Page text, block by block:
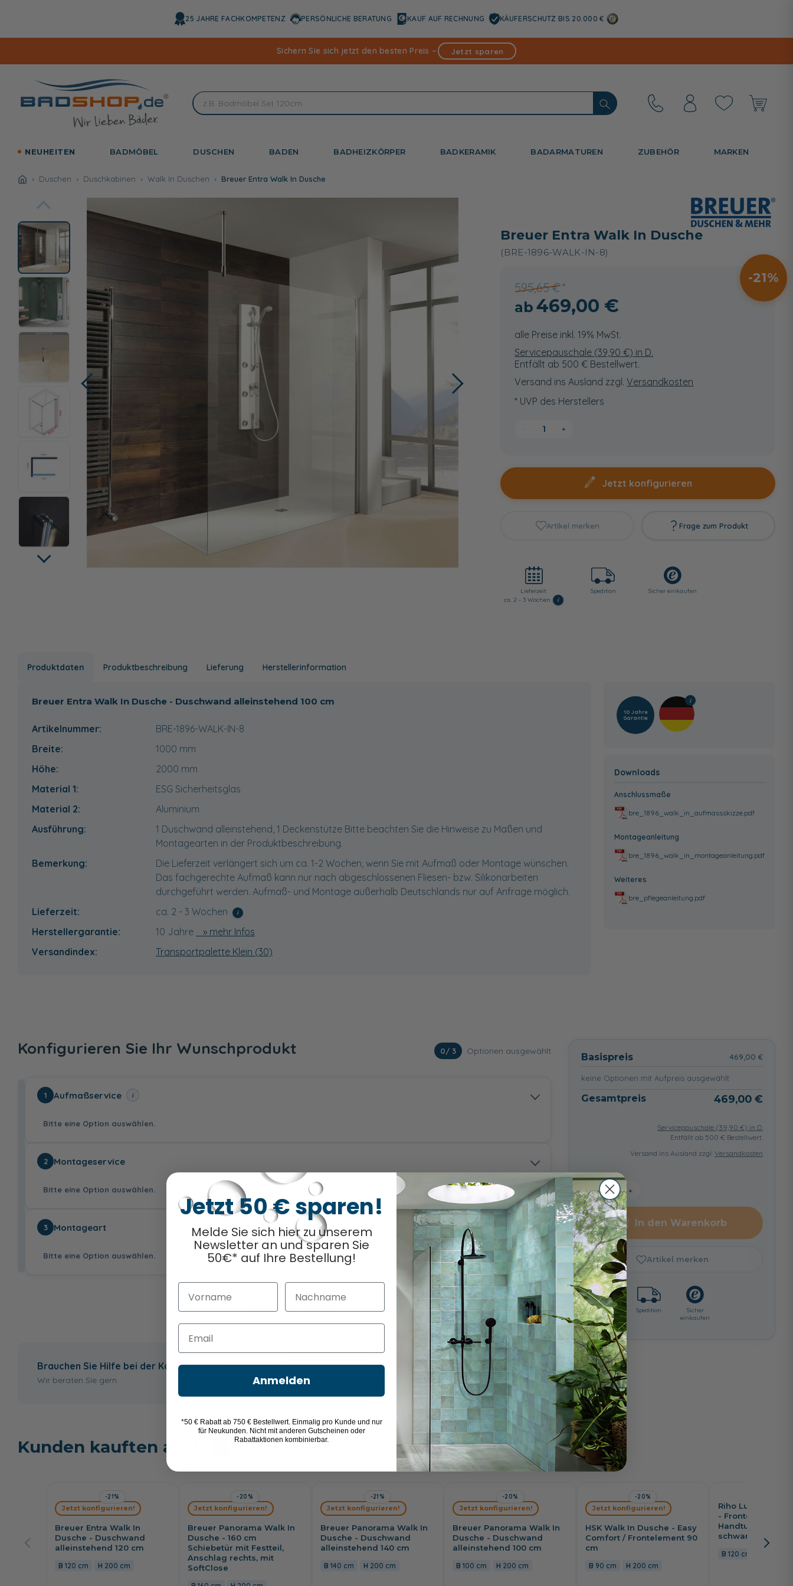
25 JAHRE FACHKOMPETENZ PERSÖNLICHE BERATUNG KAUF AUF RECHNUNG KÄUFERSCHUTZ BIS 20.000 €
Sichern Sie sich jetzt den besten Preis – Jetzt sparen
NEUHEITEN BADMÖBEL DUSCHEN BADEN BADHEIZKÖRPER BADKERAMIK BADARMATUREN ZUBEHÖR MARKEN
Duschen Duschkabinen Walk In Duschen Breuer Entra Walk In Dusche
Breuer Entra Walk In Dusche
(BRE-1896-WALK-IN-8)
595,65 €
21
469,00 €
alle Preise inkl. 19% MwSt.
Servicepauschale (39,90 €) in D.
Entfällt ab 500 € Bestellwert.
Versand ins Ausland zzgl.Versandkosten
* UVP des Herstellers
+
Jetzt konfigurieren
Artikel merken Frage zum Produkt
Lieferzeit:
ca. 2 - 3 Wochen
i
Spedition Sicher einkaufen
Produktdaten Produktbeschreibung Lieferung Herstellerinformation
Breuer Entra Walk In Dusche - Duschwand alleinstehend 100 cm
Artikelnummer:
BRE-1896-WALK-IN-8
Breite:
1000 mm
Höhe:
2000 mm
Material 1:
ESG Sicherheitsglas
Material 2:
Aluminium
Ausführung:
1 Duschwand alleinstehend, 1 Deckenstütze Bitte beachten Sie die Hinweise zu Maßen und
Montagearten in der Produktbeschreibung.
Bemerkung:
Die Lieferzeit verlängert sich um ca. 1-2 Wochen, wenn Sie mit Aufmaß oder Montage wünschen.
Das fachgerechte Aufmaß kann nur nach abgeschlossenen Fliesen- bzw. Silikonarbeiten
durchgeführt werden. Aufmaß- und Montage außerhalb Deutschlands nur auf Anfrage möglich.
Lieferzeit:
ca. 2 - 3 Wochen i
Herstellergarantie: 10 Jahre
» mehr Infos
Versandindex:
Transportpalette Klein (30)
10 Jahre
Garantie
Downloads
Anschlussmaße
bre_1896_walk_in_aufmassskizze.pdf
Montageanleitung
bre_1896_walk_in_montageanleitung.pdf
Weiteres
bre_pflegeanleitung.pdf
Konfigurieren Sie Ihr Wunschprodukt 0/ 3 Optionen ausgewählt
1 Aufmaßservice i
Bitte eine Option auswählen.
Aufmaßservice
2 Montageservice
Bitte eine Option auswählen.
3 Montageart
Bitte eine Option auswählen.
Auswahl zurücksetzen
Brauchen Sie Hilfe bei der Konfiguration?
Wir beraten Sie gern.
Unsere Ausstellung besuchen
Basispreis 469,00 €
keine Optionen mit Aufpreis ausgewählt
Gesamtpreis 469,00 €
Servicepauschale (39,90 €) in D.
Entfällt ab 500 € Bestellwert.
Versand ins Ausland zzgl. Versandkosten
− +
In den Warenkorb
Artikel merken
Lieferzeit:
ca. 2 - 3
Wochen
i
Spedition
Sicher
einkaufen
Kunden kauften auch
-21%
Breuer Entra Walk In
Dusche - Duschwand
alleinstehend 120 cm
120 cm 200 cm
Jetzt konfigurieren!
-20%
Breuer Panorama Walk In
Dusche - 160 cm
Schiebetür mit Festteil,
Anschlag rechts, mit
SoftClose
Jetzt konfigurieren!
-21%
Breuer Panorama Walk In
Dusche - Duschwand
alleinstehend 140 cm
140 cm 200 cm
Jetzt konfigurieren!
-20%
Breuer Panorama Walk In
Dusche - Duschwand
alleinstehend 100 cm
100 cm 200 cm
Jetzt konfigurieren!
-20%
HSK Walk In Dusche - Easy
Comfort / Frontelement 90
cm
90 cm 200 cm
Jetzt konfigurieren!
Riho Lucid Walk
- Frontelement
Handtuchhalter in
schwarz-matt
120 cm
Jetzt 50 € sparen!
Melde Sie sich hier zu unserem
Newsletter an und sparen Sie
50€* auf Ihre Bestellung!
Vorname Nachname
Email
Anmelden
*50 € Rabatt ab 750 € Bestellwert. Einmalig pro Kunde und nur
für Neukunden. Nicht mit anderen Gutscheinen oder
Rabattaktionen kombinierbar.